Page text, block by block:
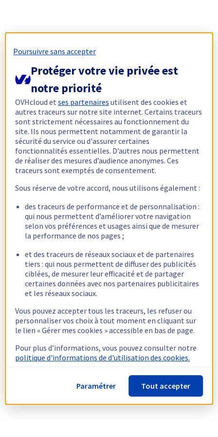
Poursuivre sans accepter
Protéger votre vie privée est
notre priorité
OVHcloud etses partenaires utilisent des cookies et
autres traceurs sur notre site internet. Certains traceurs
sont strictement nécessaires au fonctionnement du
site. Ils nous permettent notamment de garantir la
sécurité du service ou d'assurer certaines
fonctionnalités essentielles. D’autres nous permettent
de réaliser des mesures d’audience anonymes. Ces
traceurs sont exemptés de consentement.
Sous réserve de votre accord, nous utilisons également :
des traceurs de performance et de personnalisation :
qui nous permettent d’améliorer votre navigation
selon vos préférences et usages ainsi que de mesurer
la performance de nos pages ;
et des traceurs de réseaux sociaux et de partenaires
tiers : qui nous permettent de diffuser des publicités
ciblées, de mesurer leur efficacité et de partager
certaines données avec nos partenaires publicitaires
et les réseaux sociaux.
Vous pouvez accepter tous les traceurs, les refuser ou
personnaliser vos choix à tout moment en cliquant sur
le lien « Gérer mes cookies » accessible en bas de page.
Pour plus d’informations, vous pouvez consulter notre
politique d'informations de d'utilisation des cookies.
Paramétrer Tout accepter